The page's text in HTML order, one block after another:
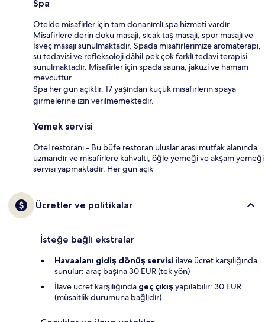
Spa
Otelde misafirler için tam donanımlı spa hizmeti vardır.
Misafirlere derin doku masajı, sıcak taş masajı, spor masajı ve
İsveç masajı sunulmaktadır. Spada misafirlerimize aromaterapi,
su tedavisi ve refleksoloji dâhil pek çok farklı tedavi terapisi
sunulmaktadır. Misafirler için spada sauna, jakuzi ve hamam
mevcuttur.
Spa her gün açıktır. 17 yaşından küçük misafirlerin spaya
girmelerine izin verilmemektedir.
Yemek servisi
Otel restoranı - Bu büfe restoran uluslar arası mutfak alanında
uzmandır ve misafirlere kahvaltı, öğle yemeği ve akşam yemeği
servisi yapmaktadır. Her gün açık
Ücretler ve politikalar
İsteğe bağlı ekstralar
Havaalanı gidiş dönüş servisi ilave ücret karşılığında
sunulur: araç başına 30 EUR (tek yön)
İlave ücret karşılığında geç çıkışyapılabilir: 30 EUR
(müsaitlik durumuna bağlıdır)